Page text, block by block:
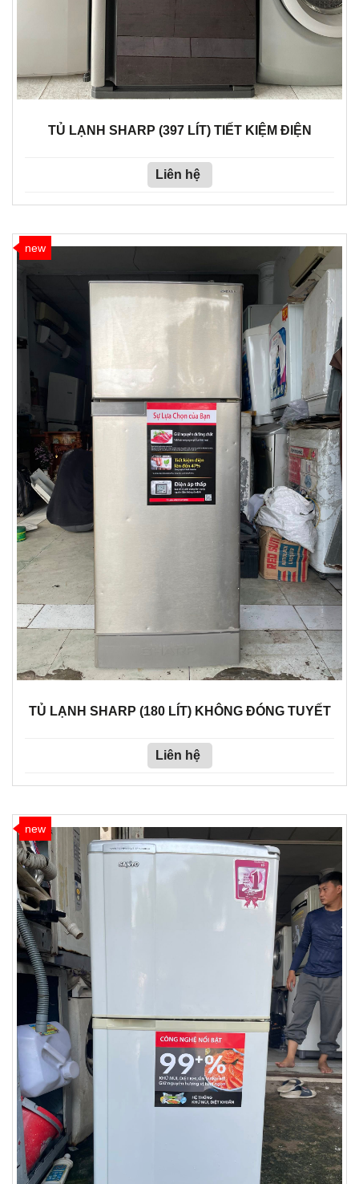
TỦ LẠNH SHARP (397 LÍT) TIẾT KIỆM ĐIỆN
Liên hệ
new
TỦ LẠNH SHARP (180 LÍT) KHÔNG ĐÓNG TUYẾT
Liên hệ
new